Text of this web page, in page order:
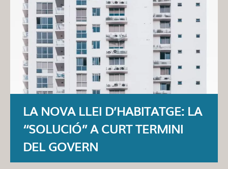
LA NOVA LLEI D’HABITATGE: LA
“SOLUCIÓ” A CURT TERMINI
DEL GOVERN